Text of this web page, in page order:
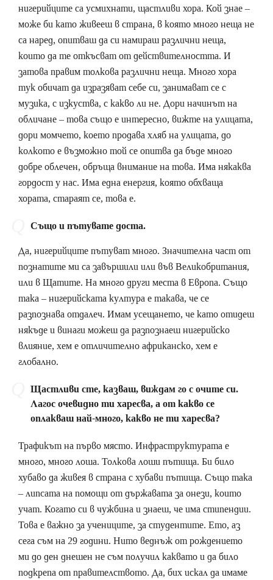
нигерийците са усмихнати, щастливи хора. Кой знае –
може би като живееш в страна, в която много неща не
са наред, опитваш да си намираш различни неща,
които да те откъсват от действителността. И
затова правим толкова различни неща. Много хора
тук обичат да изразяват себе си, занимават се с
музика, с изкуства, с какво ли не. Дори начинът на
обличане – това също е интересно, вижте на улицата,
дори момчето, което продава хляб на улицата, до
колкото е възможно той се опитва да бъде много
добре облечен, обръща внимание на това. Има някаква
гордост у нас. Има една енергия, която обхваща
хората, стараят се, това е.
Също и пътувате доста.
Да, нигерийците пътуват много. Значителна част от
познатите ми са завършили или във Великобритания,
или в Щатите. На много други места в Европа. Също
така – нигерийската култура е такава, че се
разпознава отдалеч. Имам усещането, че като отидеш
някъде и винаги можеш да разпознаеш нигерийско
влияние, хем е отличително африканско, хем е
глобално.
Щастливи сте, казваш, виждам го с очите си.
Лагос очевидно ти харесва, а от какво се
оплакваш най-много, какво не ти харесва?
Трафикът на първо място. Инфраструктурата е
много, много лоша. Толкова лоши пътища. Би било
хубаво да живея в страна с хубави пътища. Също така
– липсата на помощи от държавата за онези, които
учат. Когато си в чужбина и знаеш, че има стипендии.
Това е важно за учениците, за студентите. Ето, аз
сега съм на 29 години. Нито веднъж от рождението
ми до ден днешен не съм получил каквато и да било
подкрепа от правителството. Да, бих искал да имаме